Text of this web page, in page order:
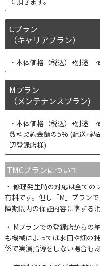
Cプラン
（キャリアプラン）
本体価格（税込）+別途
Mプラン
（メンテナンスプラン)
本体価格（税込）+別途
数料契約金額の5% (配送+納
辺登録店様)
TMCプランについて
修理発生時の対応は全ての
有料です。但し「M」プラン
障期間内の保証内容に準ずる
Mプランでの登録店からの
も機械によっては水田や畑の
係で実演指導をしない場合もあ